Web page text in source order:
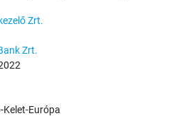
Zrt.
Zrt.
Kelet-Európa